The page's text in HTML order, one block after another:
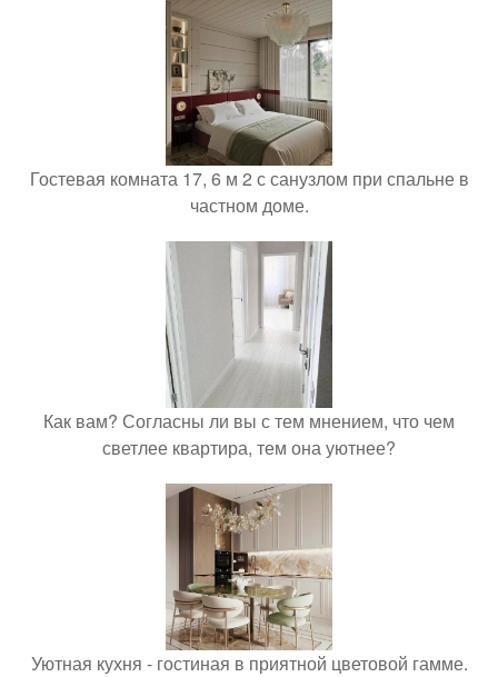
Гостевая комната 17, 6 м 2 с санузлом при спальне в
частном доме.
Как вам? Согласны ли вы с тем мнением, что чем
светлее квартира, тем она уютнее?
Уютная кухня - гостиная в приятной цветовой гамме.